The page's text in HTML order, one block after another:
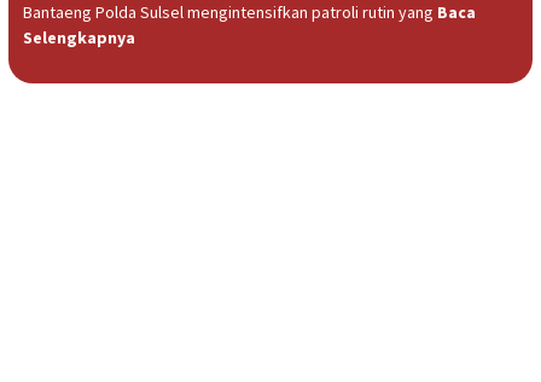
Bantaeng Polda Sulsel mengintensifkan patroli rutin yang Baca
Selengkapnya